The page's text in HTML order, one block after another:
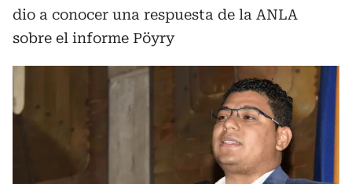
dio a conocer una respuesta de la ANLA
sobre el informe Pöyry